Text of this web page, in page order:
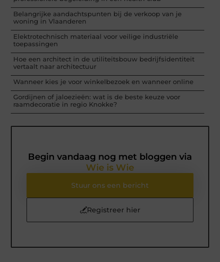
Belangrijke aandachtspunten bij de verkoop van je
woning in Vlaanderen
Elektrotechnisch materiaal voor veilige industriële
toepassingen
Hoe een architect in de utiliteitsbouw bedrijfsidentiteit
vertaalt naar architectuur
Wanneer kies je voor winkelbezoek en wanneer online
Gordijnen of jaloezieën: wat is de beste keuze voor
raamdecoratie in regio Knokke?
Begin vandaag nog met bloggen via
Wie is Wie
Stuur ons een bericht
Registreer hier